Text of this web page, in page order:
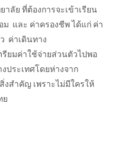
าลัย ที่ต้องการจะเข้าเรียน
และ ค่าครองชีพ ได้แก่ ค่า
ค่าเดินทาง
ยมค่าใช้จ่ายส่วนตัวไปพอ
ประเทศโดยห่างจาก
งสำคัญ เพราะไม่มีใครให้
ย